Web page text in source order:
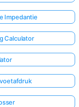
Impedantie
Calculator